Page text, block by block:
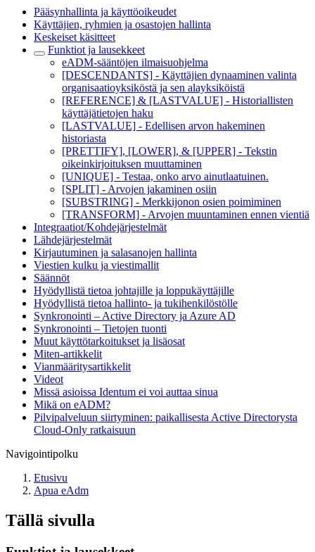
Pääsynhallinta ja käyttöoikeudet
Käyttäjien, ryhmien ja osastojen hallinta
Keskeiset käsitteet
Funktiot ja lausekkeet
eADM-sääntöjen ilmaisuohjelma
[DESCENDANTS] - Käyttäjien dynaaminen valinta
organisaatioyksiköstä ja sen alayksiköistä
[REFERENCE] & [LASTVALUE] - Historiallisten
käyttäjätietojen haku
[LASTVALUE] - Edellisen arvon hakeminen
historiasta
[PRETTIFY], [LOWER], & [UPPER] - Tekstin
oikeinkirjoituksen muuttaminen
[UNIQUE] - Testaa, onko arvo ainutlaatuinen.
[SPLIT] - Arvojen jakaminen osiin
[SUBSTRING] - Merkkijonon osien poimiminen
[TRANSFORM] - Arvojen muuntaminen ennen vientiä
Integraatiot/Kohdejärjestelmät
Lähdejärjestelmät
Kirjautuminen ja salasanojen hallinta
Viestien kulku ja viestimallit
Säännöt
Hyödyllistä tietoa johtajille ja loppukäyttäjille
Hyödyllistä tietoa hallinto- ja tukihenkilöstölle
Synkronointi – Active Directory ja Azure AD
Synkronointi – Tietojen tuonti
Muut käyttötarkoitukset ja lisäosat
Miten-artikkelit
Vianmääritysartikkelit
Videot
Missä asioissa Identum ei voi auttaa sinua
Mikä on eADM?
Pilvipalveluun siirtyminen: paikallisesta Active Directorysta
Cloud-Only ratkaisuun
Navigointipolku
Etusivu
Apua eAdm
Tällä sivulla